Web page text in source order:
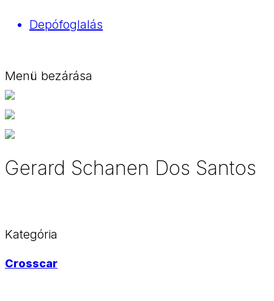
Depófoglalás
Menü bezárása
Gerard Schanen Dos Santos
Kategória
Crosscar